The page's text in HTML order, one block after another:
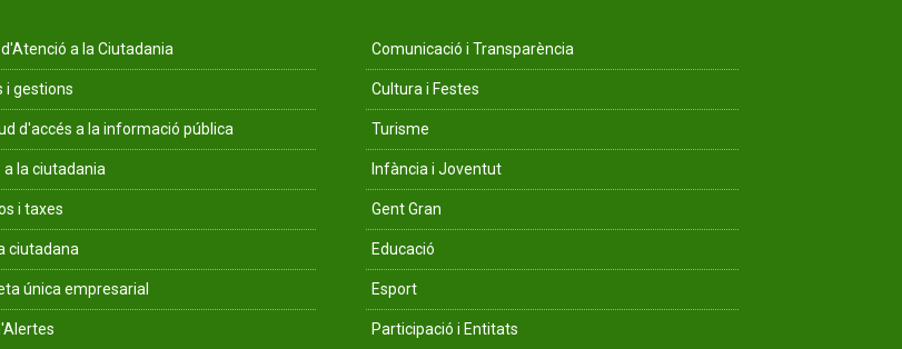
a la Ciutadania
i gestions
d'accés a la informació pública
a la ciutadania
i taxes
ciutadana
única empresarial
Comunicació i Transparència
Cultura i Festes
Turisme
Infància i Joventut
Gent Gran
Educació
Esport
Participació i Entitats